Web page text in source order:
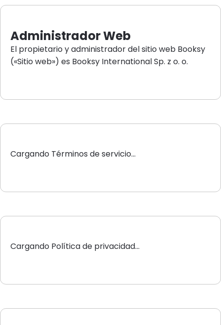
Administrador Web
El propietario y administrador del sitio web Booksy
(«Sitio web») es Booksy International Sp. z o. o.
Cargando Términos de servicio...
Cargando Política de privacidad...